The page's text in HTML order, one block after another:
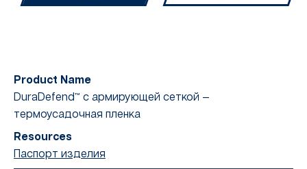
DuraDefend™ с армирующей сеткой —
термоусадочная пленка
Паспорт изделия